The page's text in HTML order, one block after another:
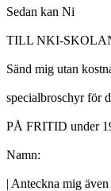
Sedan kan Ni
TILL NKI-
Sänd mig utan
specialbroschyr för
PÅ FRITID under
Namn:
| Anteckna mig